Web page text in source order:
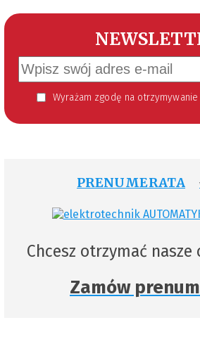
Wyrażam zgodę na otrzymywanie informacji handlowej kierowanej do mnie za pomocą środków komunikacji elektronicznej w szczególności poczty elektronicznej zgodnie z przepisem art. 10 ust 2 ustawy z dnia 18 lipca 2002 roku o świadczeniu usług drogą elektroniczną (Dz. U. 144 z 2002 r. poz. 1204). Zgoda jest dobrowolna, jednak jej
PRENUMERATA
Chcesz otrzymać nasze
Zamów